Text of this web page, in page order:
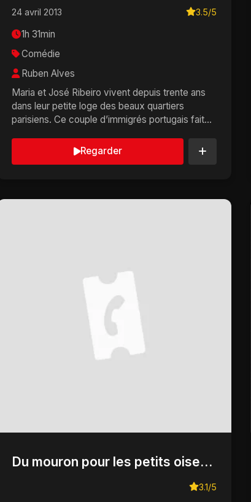
24 avril 2013 3.5/5
1h 31min
Comédie
Ruben Alves
Maria et José Ribeiro vivent depuis trente ans
dans leur petite loge des beaux quartiers
parisiens. Ce couple d’immigrés portugais fait
Regarder
Du mouron pour les petits oiseaux
3.1/5